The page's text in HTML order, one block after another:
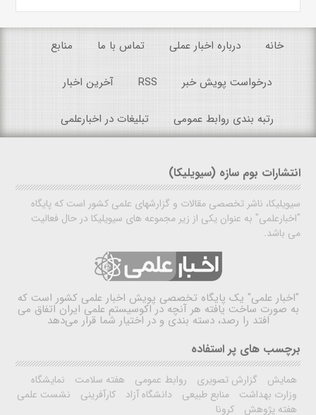
خانه درباره اخبار عملی تماس با ما منابع
درخواست پویش خبر RSS آخرین اخبار
رتبه بندی روابط عمومی تبلیغات در اخبارعلمی
انتشارات بوم سازه (سیویلیکا)
سیویلیکا، ناشر تخصصی مقالات و گزارشهای علمی کشور است که پایگاه
"اخبارعلمی" به عنوان یکی از زیر مجموعه های سیویلیکا در حال فعالیت
می باشد.
"اخبار علمی" یک پایگاه تخصصی پویش اخبار علمی کشور است که
به صورت ساخت یافته هر آنچه در اکوسیستم علمی ایران اتفاق می
افتد را رصد، دسته بندی و در اختیار شما قرار می‌دهد
برچسب های پر استفاده
همایش گزارش تصویری روابط عمومی هفته سلامت
نمایشگاه
وزارت بهداشت
منابع طبیعی دانشگاه آزاد کارآفرینی
نشست علمی
هفته پژوهش
کرونا